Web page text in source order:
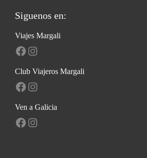
Siguenos en:
Viajes Margali
Facebook
Instagram
Club Viajeros Margali
Facebook
Instagram
Ven a Galicia
Facebook
Instagram